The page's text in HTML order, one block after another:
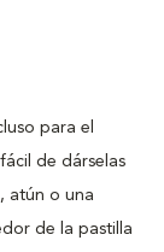
para el
de dárselas
atún o una
de la pastilla